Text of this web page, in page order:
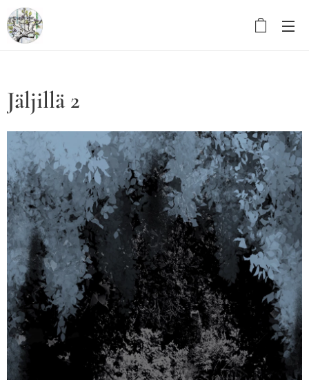
Jäljillä 2